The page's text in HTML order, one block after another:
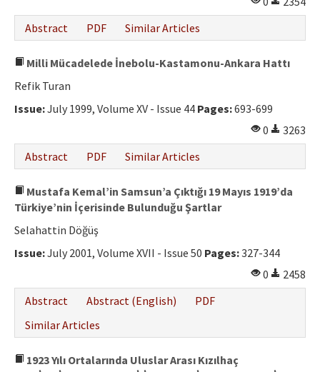
Abstract
PDF Similar Articles
Milli Mücadelede İnebolu-Kastamonu-Ankara Hattı
Refik Turan
Issue:July 1999, Volume XV - Issue 44 Pages:693-699
0
3263
Abstract
PDF Similar Articles
Mustafa Kemal’in Samsun’a Çıktığı 19 Mayıs 1919’da
Türkiye’nin İçerisinde Bulunduğu Şartlar
Selahattin Döğüş
Issue:July 2001, Volume XVII - Issue 50 Pages:327-344
0
2458
Abstract
Abstract (English)
PDF
Similar Articles
1923 Yılı Ortalarında Uluslar Arası Kızılhaç